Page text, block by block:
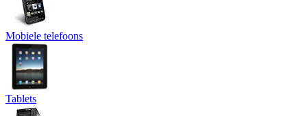
Mobiele telefoons
Tablets